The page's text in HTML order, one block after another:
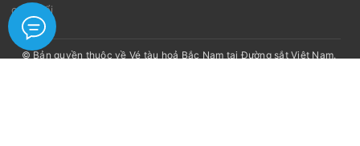
cao tuổi
© Bản quyền thuộc về Vé tàu hoả Bắc Nam tại Đường sắt Việt Nam.